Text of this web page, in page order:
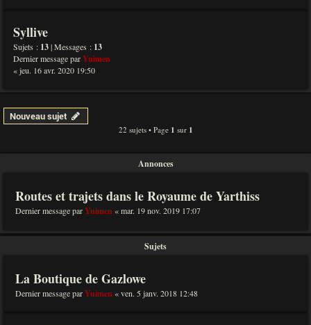
Syllive
Sujets : 13| Messages : 13
Dernier message parYuimen
« jeu. 16 avr. 2020 19:50
Nouveau sujet
22 sujets • Page 1 sur 1
Annonces
Routes et trajets dans le Royaume de Yarthiss
Dernier message parYuimen «mar. 19 nov. 2019 17:07
Sujets
La Boutique de Gazlowe
Dernier message parYuimen «ven. 5 janv. 2018 12:48